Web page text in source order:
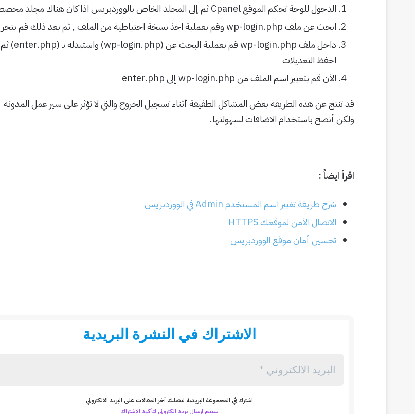
الدخول للوحة تحكم الموقع Cpanel ثم إلى المجلد الخاص بالووردبريس اذا كان هناك مجلد مخصص
ابحث عن ملف wp-login.php وقم بعملية اخذ نسخة احتياطية من الملف , ثم بعد ذلك قم بتحريره
داخل ملف wp-login.php قم بعملية البحث عن (wp-login.php) واستبدله بـ (enter.php) ثم
احفظ التعديلات
الآن قم بتغيير اسم الملف من wp-login.php إلى enter.php
قد تنتج عن هذه الطريقة بعض المشاكل الطفيفة أثناء تسجيل الخروج والتي لا تؤثر على سير عمل المدونة
ولكن أنصح باستخدام الاضافات لسهولتها.
اقرأ ايضاً :
شرح طريقة تغيير اسم المستخدم Admin في الووردبريس
الاتصال الآمن لموقعك HTTPS
تحسين أمان موقع الووردبريس
الاشتراك في النشرة البريدية
اشترك في المجموعة البريدية لتصلك آخر المقالات على البريد الالكتروني
سيتم ارسال بريد الكتروني لتأكيد الاشتراك